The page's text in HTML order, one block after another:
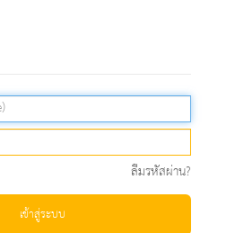
ลืมรหัสผ่าน?
เข้าสู่ระบบ